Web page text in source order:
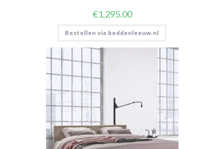
€1,295.00
Bestellen via beddenleeuw.nl